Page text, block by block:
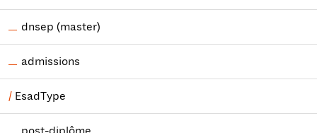
dnsep (master)
admissions
EsadType